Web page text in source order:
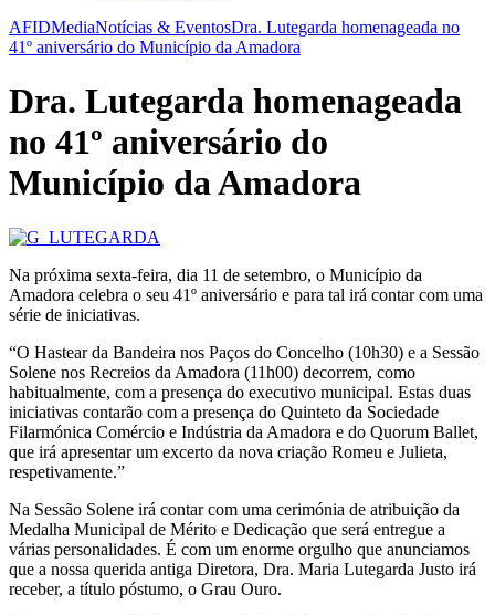
AFIDMediaNotícias & EventosDra. Lutegarda homenageada no
41º aniversário do Município da Amadora
Dra. Lutegarda homenageada
no 41º aniversário do
Município da Amadora
Na próxima sexta-feira, dia 11 de setembro, o Município da
Amadora celebra o seu 41º aniversário e para tal irá contar com uma
série de iniciativas.
“O Hastear da Bandeira nos Paços do Concelho (10h30) e a Sessão
Solene nos Recreios da Amadora (11h00) decorrem, como
habitualmente, com a presença do executivo municipal. Estas duas
iniciativas contarão com a presença do Quinteto da Sociedade
Filarmónica Comércio e Indústria da Amadora e do Quorum Ballet,
que irá apresentar um excerto da nova criação Romeu e Julieta,
respetivamente.”
Na Sessão Solene irá contar com uma cerimónia de atribuição da
Medalha Municipal de Mérito e Dedicação que será entregue a
várias personalidades. É com um enorme orgulho que anunciamos
que a nossa querida antiga Diretora, Dra. Maria Lutegarda Justo irá
receber, a título póstumo, o Grau Ouro.